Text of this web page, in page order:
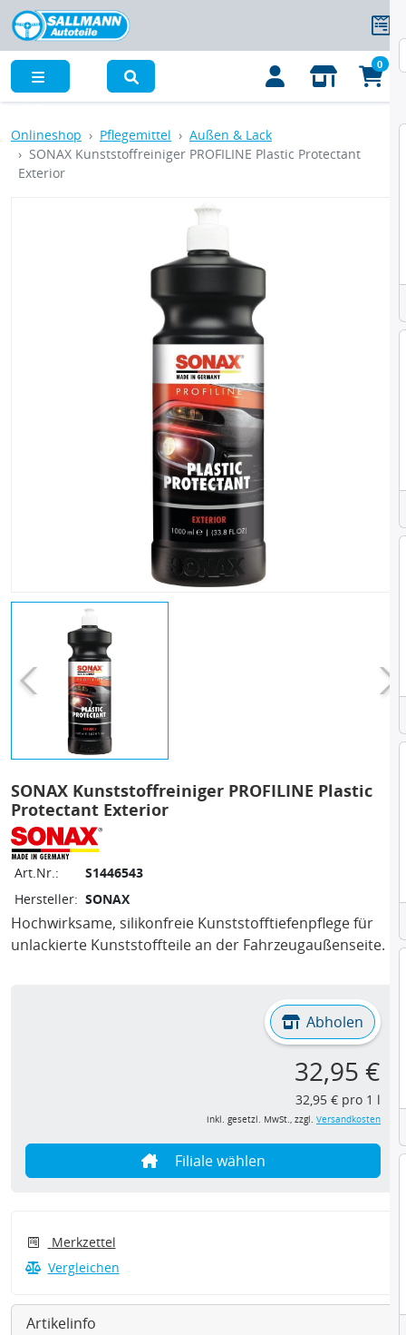
0
Onlineshop Pflegemittel
Außen & Lack
SONAX Kunststoffreiniger PROFILINE Plastic Protectant
Exterior
SONAX Kunststoffreiniger PROFILINE Plastic
Protectant Exterior
Art.Nr.:
S1446543
Hersteller: SONAX
Hochwirksame, silikonfreie Kunststofftiefenpflege für
unlackierte Kunststoffteile an der Fahrzeugaußenseite.
Abholen
32,95 €
32,95 € pro 1 l
inkl. gesetzl. MwSt., zzgl. Versandkosten
Filiale wählen
Merkzettel
Vergleichen
Artikelinfo